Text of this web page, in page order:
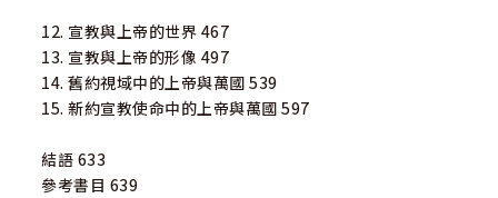
12. 宣教與上帝的世界 467
13. 宣教與上帝的形像 497
14. 舊約視域中的上帝與萬國 539
15. 新約宣教使命中的上帝與萬國 597
結語 633
參考書目 639